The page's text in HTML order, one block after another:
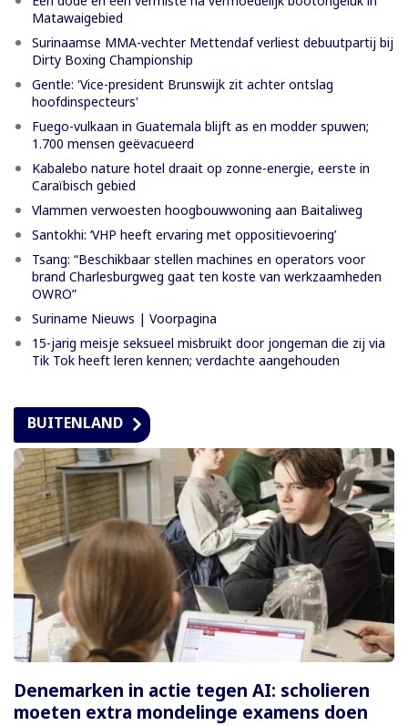
Matawaigebied
Surinaamse MMA-vechter Mettendaf verliest debuutpartij bij
Dirty Boxing Championship
Gentle: 'Vice-president Brunswijk zit achter ontslag
hoofdinspecteurs'
Fuego-vulkaan in Guatemala blijft as en modder spuwen;
1.700 mensen geëvacueerd
Kabalebo nature hotel draait op zonne-energie, eerste in
Caraïbisch gebied
Vlammen verwoesten hoogbouwwoning aan Baitaliweg
Santokhi: ‘VHP heeft ervaring met oppositievoering’
Tsang: “Beschikbaar stellen machines en operators voor
brand Charlesburgweg gaat ten koste van werkzaamheden
OWRO”
Suriname Nieuws | Voorpagina
15-jarig meisje seksueel misbruikt door jongeman die zij via
Tik Tok heeft leren kennen; verdachte aangehouden
BUITENLAND
Denemarken in actie tegen AI: scholieren
moeten extra mondelinge examens doen